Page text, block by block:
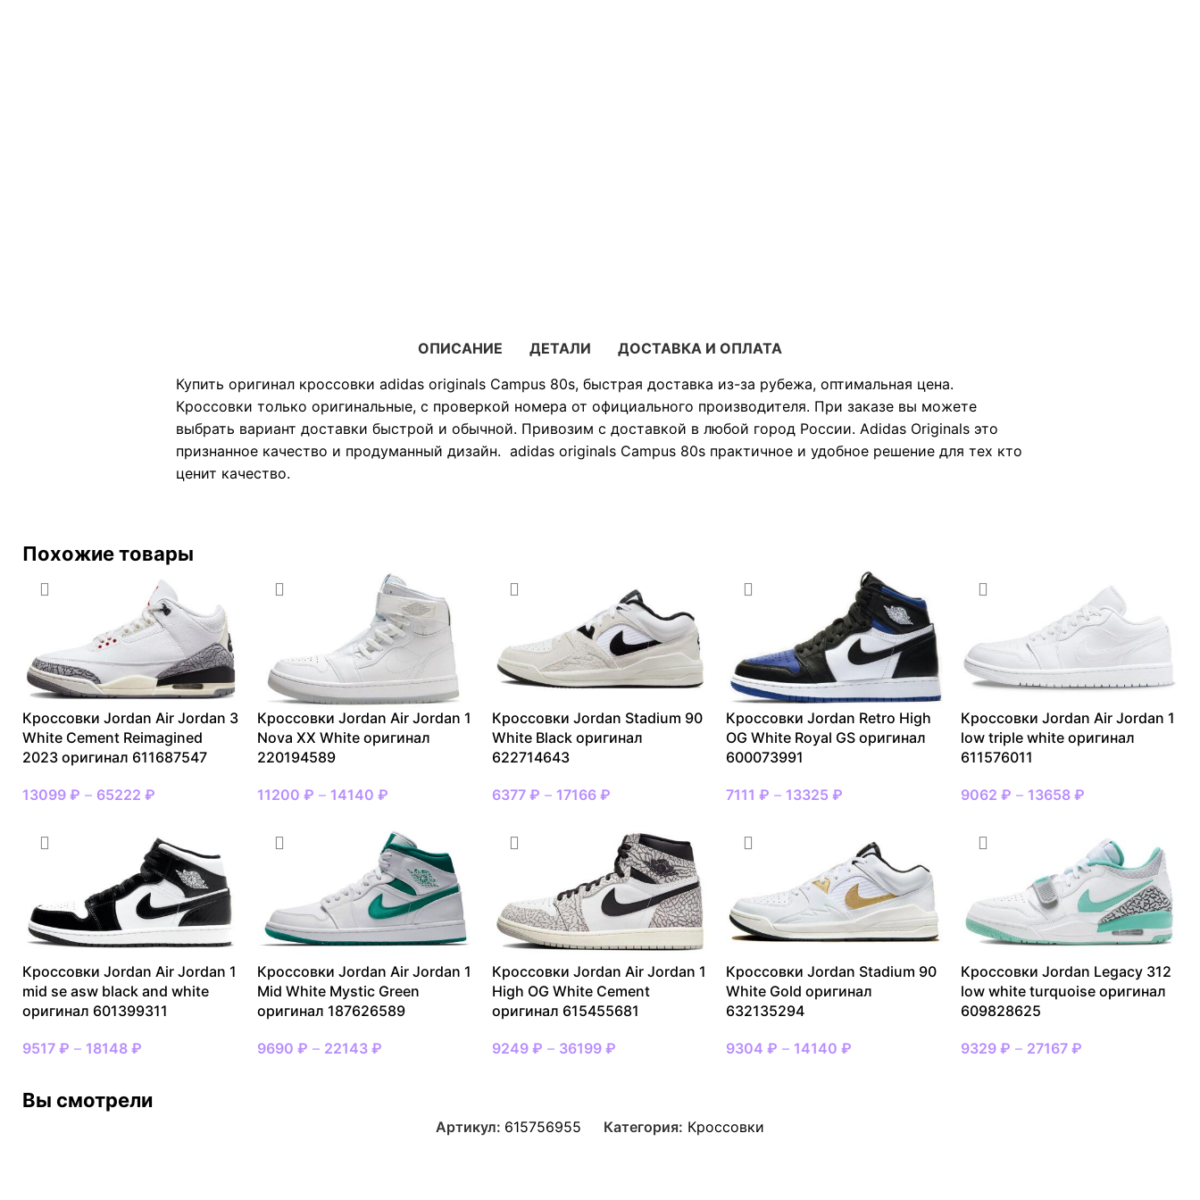
ОПИСАНИЕ ДЕТАЛИ
ДОСТАВКА И ОПЛАТА
Купить оригинал кроссовки adidas originals Campus 80s, быстрая доставка из-за рубежа, оптимальная цена.
Кроссовки только оригинальные, с проверкой номера от официального производителя. При заказе вы можете
выбрать вариант доставки быстрой и обычной. Привозим с доставкой в любой город России. Adidas Originals это
признанное качество и продуманный дизайн. adidas originals Campus 80s практичное и удобное решение для тех кто
ценит качество.
Похожие товары
Кроссовки Jordan Air Jordan 3
White Cement Reimagined
2023 оригинал 611687547
13099 ₽ – 65222 ₽
Кроссовки Jordan Air Jordan 1
Nova XX White оригинал
220194589
11200 ₽ – 14140 ₽
Кроссовки Jordan Stadium 90
White Black оригинал
622714643
6377 ₽ – 17166 ₽
Кроссовки Jordan Retro High
OG White Royal GS оригинал
600073991
7111₽ – 13325₽
Кроссовки Jordan Air Jordan 1
low triple white оригинал
611576011
9062₽ – 13658₽
Кроссовки Jordan Air Jordan 1
mid se asw black and white
оригинал 601399311
9517 ₽ – 18148 ₽
Кроссовки Jordan Air Jordan 1
Mid White Mystic Green
оригинал 187626589
9690 ₽ – 22143 ₽
Кроссовки Jordan Air Jordan 1
High OG White Cement
оригинал 615455681
9249 ₽ – 36199 ₽
Кроссовки Jordan Stadium 90
White Gold оригинал
632135294
9304₽ – 14140₽
Кроссовки Jordan Legacy 312
low white turquoise оригинал
609828625
9329₽ – 27167₽
Вы смотрели
Артикул: 615756955 Категория: Кроссовки